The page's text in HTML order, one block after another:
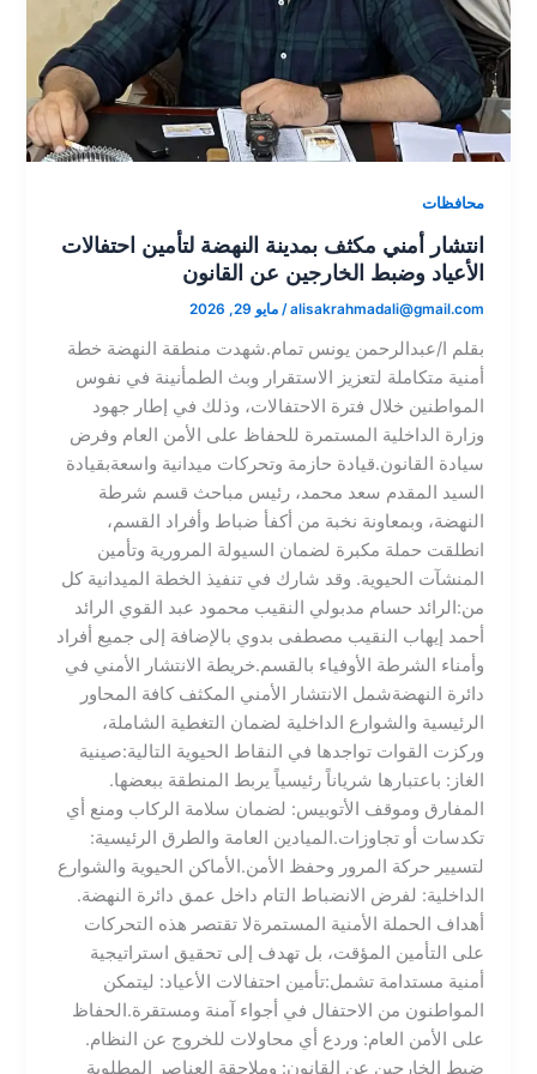
محافظات
انتشار أمني مكثف بمدينة النهضة لتأمين احتفالات
الأعياد وضبط الخارجين عن القانون
alisakrahmadali@gmail.com
/مايو 29, 2026
بقلم ا/عبدالرحمن يونس تمام​.شهدت منطقة النهضة خطة
أمنية متكاملة لتعزيز الاستقرار وبث الطمأنينة في نفوس
المواطنين خلال فترة الاحتفالات، وذلك في إطار جهود
وزارة الداخلية المستمرة للحفاظ على الأمن العام وفرض
سيادة القانون.​قيادة حازمة وتحركات ميدانية واسعة​بقيادة
السيد المقدم سعد محمد، رئيس مباحث قسم شرطة
النهضة، وبمعاونة نخبة من أكفأ ضباط وأفراد القسم،
انطلقت حملة مكبرة لضمان السيولة المرورية وتأمين
المنشآت الحيوية. وقد شارك في تنفيذ الخطة الميدانية كل
من:​الرائد حسام مدبولي​ النقيب محمود عبد القوي​ الرائد
أحمد إيهاب ​النقيب مصطفى بدوي ​بالإضافة إلى جميع أفراد
وأمناء الشرطة الأوفياء بالقسم.​خريطة الانتشار الأمني في
دائرة النهضة​شمل الانتشار الأمني المكثف كافة المحاور
الرئيسية والشوارع الداخلية لضمان التغطية الشاملة،
وركزت القوات تواجدها في النقاط الحيوية التالية:​صينية
الغاز: باعتبارها شرياناً رئيسياً يربط المنطقة ببعضها.​
المفارق وموقف الأتوبيس: لضمان سلامة الركاب ومنع أي
تكدسات أو تجاوزات.​الميادين العامة والطرق الرئيسية:
لتسيير حركة المرور وحفظ الأمن.​الأماكن الحيوية والشوارع
الداخلية: لفرض الانضباط التام داخل عمق دائرة النهضة.​
أهداف الحملة الأمنية المستمرة​لا تقتصر هذه التحركات
على التأمين المؤقت، بل تهدف إلى تحقيق استراتيجية
أمنية مستدامة تشمل:​تأمين احتفالات الأعياد: ليتمكن
المواطنون من الاحتفال في أجواء آمنة ومستقرة.​الحفاظ
على الأمن العام: وردع أي محاولات للخروج عن النظام.​
ضبط الخارجين عن القانون: وملاحقة العناصر المطلوبة